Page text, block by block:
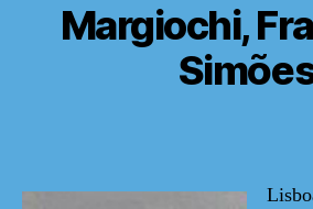
Margiochi,